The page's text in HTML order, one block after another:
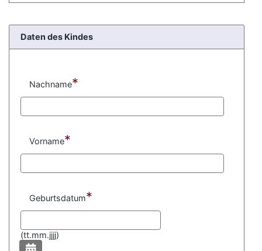
Daten des Kindes
Nachname*
Vorname*
Geburtsdatum*
(tt.mm.jjjj)